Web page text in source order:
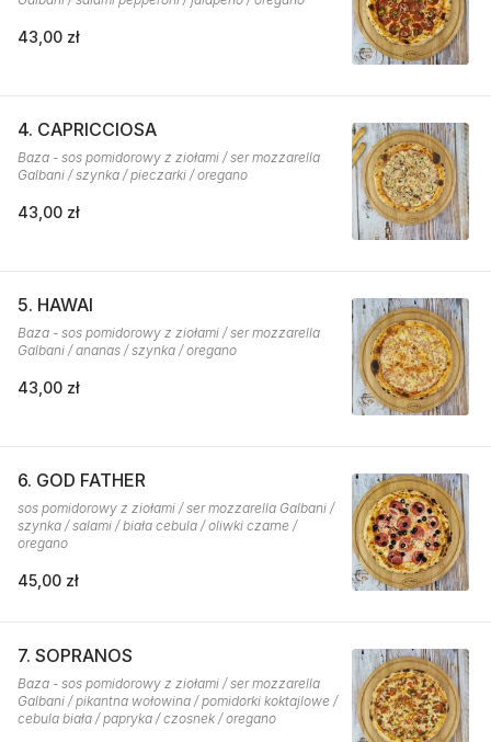
43,00 zł
4. CAPRICCIOSA
Baza - sos pomidorowy z ziołami / ser mozzarella
Galbani / szynka / pieczarki / oregano
43,00 zł
5. HAWAI
Baza - sos pomidorowy z ziołami / ser mozzarella
Galbani / ananas / szynka / oregano
43,00 zł
6. GOD FATHER
sos pomidorowy z ziołami / ser mozzarella Galbani /
szynka / salami / biała cebula / oliwki czarne /
oregano
45,00 zł
7. SOPRANOS
Baza - sos pomidorowy z ziołami / ser mozzarella
Galbani / pikantna wołowina / pomidorki koktajlowe /
cebula biała / papryka / czosnek / oregano